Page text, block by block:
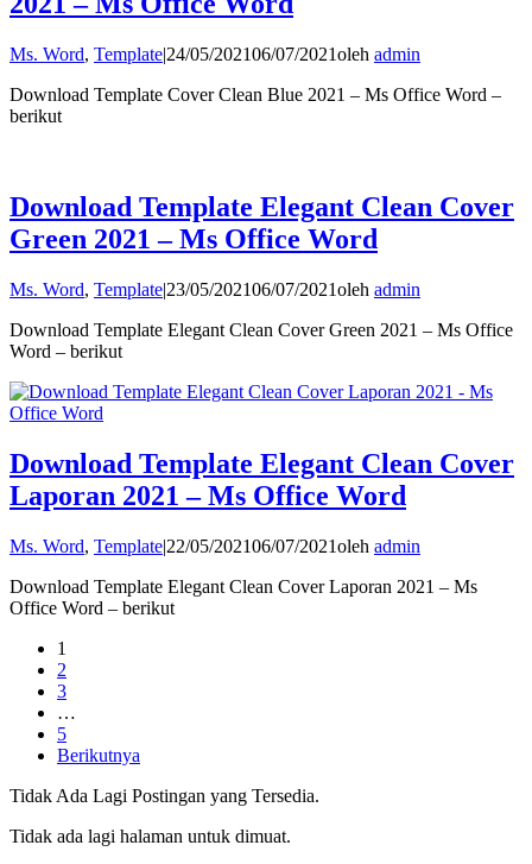
Ms. Word, Template|24/05/202106/07/2021oleh admin
Download Template Cover Clean Blue 2021 – Ms Office Word –
berikut
Download Template Elegant Clean Cover
Green 2021 – Ms Office Word
Ms. Word, Template|23/05/202106/07/2021oleh admin
Download Template Elegant Clean Cover Green 2021 – Ms Office
Word – berikut
Download Template Elegant Clean Cover
Laporan 2021 – Ms Office Word
Ms. Word, Template|22/05/202106/07/2021oleh admin
Download Template Elegant Clean Cover Laporan 2021 – Ms
Office Word – berikut
1
2
3
…
5
Berikutnya
Tidak Ada Lagi Postingan yang Tersedia.
Tidak ada lagi halaman untuk dimuat.